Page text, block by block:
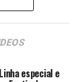
Desde o
soma da
ao
e do
especial e